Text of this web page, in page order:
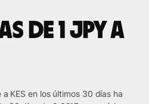
de 1 JPY a
KES en los últimos 30 días ha